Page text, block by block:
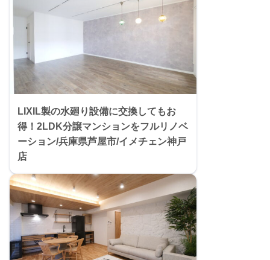
LIXIL製の水廻り設備に交換してもお
得！2LDK分譲マンションをフルリノベ
ーション/兵庫県芦屋市/イメチェン神戸
店